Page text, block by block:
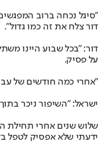
"סיגל נכחה ברוב
דור צלח את זה כמו גדול".
דור: "בכל שבוע היינו
על פסיק.
"אחרי כמה חודשים של
ישראל: "השיפור ניכר
ידעתי שלא אפסיק לטפל